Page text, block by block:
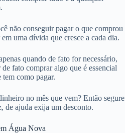
não conseguir pagar o que comprou
uma dívida que cresce a cada dia.
quando de fato for necessário,
fato comprar algo que é essencial
como pagar.
no mês que vem? Então segure
de ajuda exija um desconto.
Água Nova